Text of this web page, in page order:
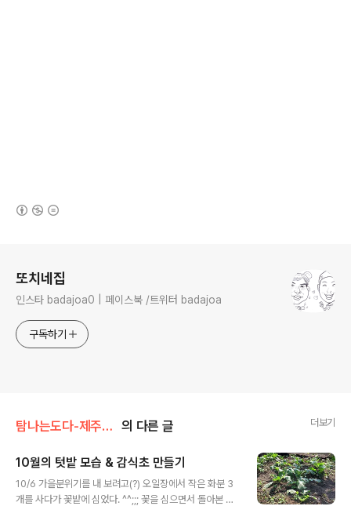
또치네집
인스타 badajoa0 | 페이스북 /트위터 badajoa
구독하기
탐나는도다-제주정착기/가꾸고 살기-텃밭/마당 의 다른 글 더보기
10월의 텃밭 모습 & 감식초 만들기
10/6 가을분위기를 내 보려고(?) 오일장에서 작은 화분 3
개를 사다가 꽃밭에 심었다. ^^;;; 꽃을 심으면서 돌아본 텃